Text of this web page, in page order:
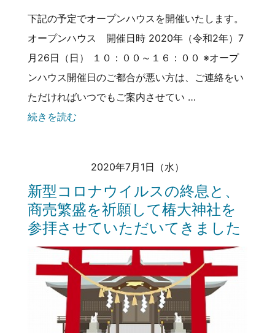
下記の予定でオープンハウスを開催いたします。
オープンハウス 開催日時 2020年（令和2年）7
月26日（日） １０：００～１６：００ ※オープ
ンハウス開催日のご都合が悪い方は、ご連絡をい
ただければいつでもご案内させてい …
続きを読む
2020年7月1日（水）
新型コロナウイルスの終息と、
商売繁盛を祈願して椿大神社を
参拝させていただいてきました